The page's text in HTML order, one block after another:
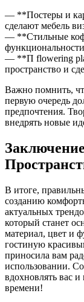
— **Постеры и
сделают мебель
— **Стильные
— **П flowering
пространство и
Важно помнить,
первую очередь
предпочтения.
внедрять новые
В итоге,
созданию
актуальных
который станет
материал, цвет и
гостиную
приносила вам
использовании.
вдохновлять вас
времени!